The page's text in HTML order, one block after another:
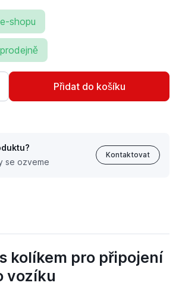
shopu
Přidat do košíku
se ozveme
Kontaktovat
kolíkem pro připojení
vozíku